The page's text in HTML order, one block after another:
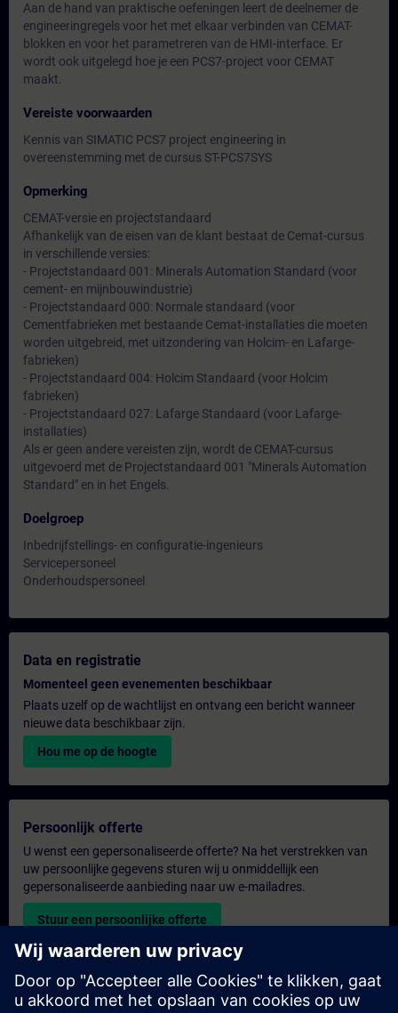
Aan de hand van praktische oefeningen leert de deelnemer de
engineeringregels voor het met elkaar verbinden van CEMAT-
blokken en voor het parametreren van de HMI-interface. Er
wordt ook uitgelegd hoe je een PCS7-project voor CEMAT
maakt.
Vereiste voorwaarden
Kennis van SIMATIC PCS7 project engineering in
overeenstemming met de cursus ST-PCS7SYS
Opmerking
CEMAT-versie en projectstandaard
Afhankelijk van de eisen van de klant bestaat de Cemat-cursus
in verschillende versies:
- Projectstandaard 001: Minerals Automation Standard (voor
cement- en mijnbouwindustrie)
- Projectstandaard 000: Normale standaard (voor
Cementfabrieken met bestaande Cemat-installaties die moeten
worden uitgebreid, met uitzondering van Holcim- en Lafarge-
fabrieken)
- Projectstandaard 004: Holcim Standaard (voor Holcim
fabrieken)
- Projectstandaard 027: Lafarge Standaard (voor Lafarge-
installaties)
Als er geen andere vereisten zijn, wordt de CEMAT-cursus
uitgevoerd met de Projectstandaard 001 "Minerals Automation
Standard" en in het Engels.
Doelgroep
Inbedrijfstellings- en configuratie-ingenieurs
Servicepersoneel
Onderhoudspersoneel
Data en registratie
Momenteel geen evenementen beschikbaar
Plaats uzelf op de wachtlijst en ontvang een bericht wanneer
nieuwe data beschikbaar zijn.
Hou me op de hoogte
Persoonlijk offerte
U wenst een gepersonaliseerde offerte? Na het verstrekken van
uw persoonlijke gegevens sturen wij u onmiddellijk een
gepersonaliseerde aanbieding naar uw e-mailadres.
Stuur een persoonlijke offerte
Aanvraag voor een exclusieve training